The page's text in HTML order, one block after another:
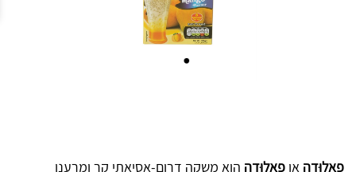
פַאלוּדֶה או פאלוּדַה הוא משקה דרום-אסיאתי קר ומרענן